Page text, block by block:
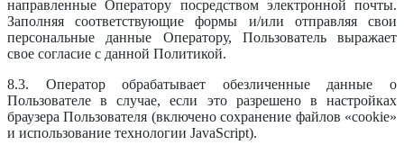
направленные Оператору посредством электронной почты.
Заполняя соответствующие формы и/или отправляя свои
персональные данные Оператору, Пользователь выражает
свое согласие с данной Политикой.
8.3. Оператор обрабатывает обезличенные данные о
Пользователе в случае, если это разрешено в настройках
браузера Пользователя (включено сохранение файлов «cookie»
и использование технологии JavaScript).